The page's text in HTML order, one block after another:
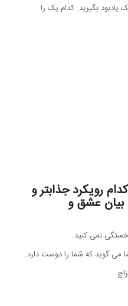
یادبود بگیرید. کدام یک را
رویکرد جذابتر و
بیان عشق و
نمی کنید.
گوید که شما را دوست دارد.